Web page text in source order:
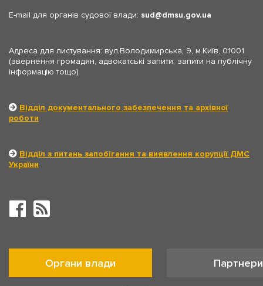
E-mail для органів судової влади: sud dmsu.gov.ua
Адреса для листування: вул.Володимирська, 9, м.Київ, 01001
(звернення громадян, адвокатські запити, запити на публічну
інформацію тощо)
Відділ документального забезпечення та архівної
роботи
Відділ з питань запобігання та виявлення корупції ДМС
України
Органи влади Партнери